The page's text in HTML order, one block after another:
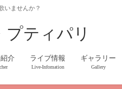
いませんか？
ティパリ
介 ライブ情報
Live-Infomation
ギャラリー
Gallery